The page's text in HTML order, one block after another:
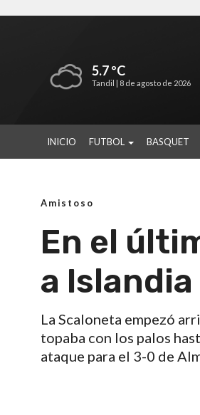
5.7 ºC
Tandil | 8 de agosto de 2026
INICIO FUTBOL BASQUET
Amistoso
En el
a Islandia
La Scaloneta empezó
topaba con los palos
ataque para el 3-0 de